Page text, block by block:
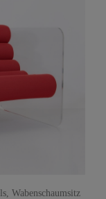
Wabenschaumsitz